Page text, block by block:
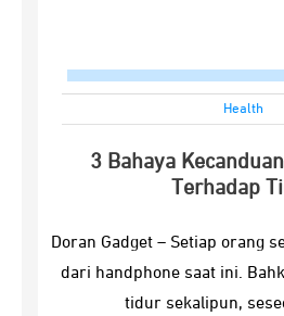
Health
3 Bahaya
Terhadap
Doran Gadget – Setiap orang
dari handphone saat ini.
tidur sekalipun,